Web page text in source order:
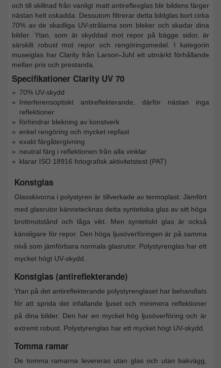
och till skillnad från vanligt matt antireflexglas blir bildens färger
nästan helt oskadda. Dessutom filtrerar detta bildglas bort cirka
70% av de skadliga UV-strålarna som bleker och skadar dina
bilder. Ytan, som är skyddad mot repor på bägge sidor, är
särskilt robust mot repor och rengöringsmedel. I kategorin
museiglas har Clarity från Larson-Juhl ett utmärkt förhållande
mellan pris och prestanda.
Specifikationer Clarity UV 70
70% UV-skydd
Interferensoptiskt antireflekterande, därför nästan inga
reflektioner
förhindrar blekning av konstverk
enkel rengöring och mycket repfast
exakt färgåtergivning
neutral färg i reflektionen från alla vinklar
klarar ISO 18916 fotografisk aktivitetstest (PAT)
Konstglas
Glasskivorna i polystyren är tillverkade av termoplast. Jämfört
med glasrutor kännetecknas detta syntetiska glas av sitt höga
brottmotstånd och låga vikt. Men syntetiskt glas är också
känsligare för repor. Den höga ljusöverföringen är på samma
nivå som jämförbara normala glasrutor. Polystyrenglas har ett
mycket högt UV-skydd.
Konstglas (antireflekterande)
Ytan på det antireflekterande polystyrenglaset har behandlats
för att sprida det infallande ljuset och minimera reflektioner
på dina bilder. Den har en mycket hög ljusöverföring och är
extremt robust. Polystyrenglas har ett mycket högt UV-skydd.
Tomma ramar
De tomma ramarna levereras utan glas och utan bakvägg,